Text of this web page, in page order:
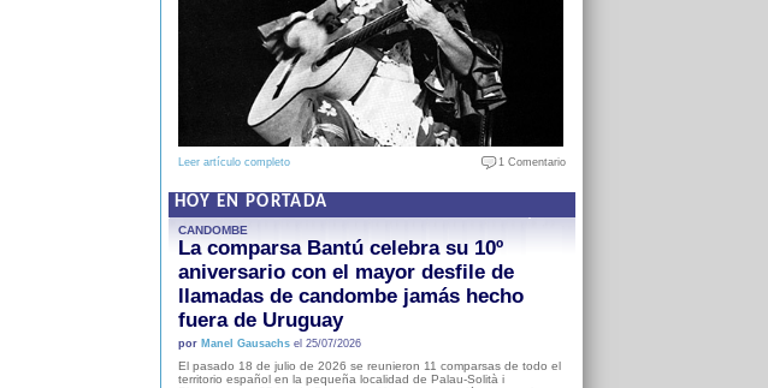
Leer artículo completo 1 Comentario
HOY EN PORTADA
CANDOMBE
La comparsa Bantú celebra su 10º
aniversario con el mayor desfile de
llamadas de candombe jamás hecho
fuera de Uruguay
por Manel Gausachsel 25/07/2026
El pasado 18 de julio de 2026 se reunieron 11 comparsas de todo el
territorio español en la pequeña localidad de Palau-Solità i